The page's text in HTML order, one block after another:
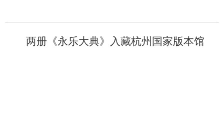
两册《永乐大典》入藏杭州国家版本馆